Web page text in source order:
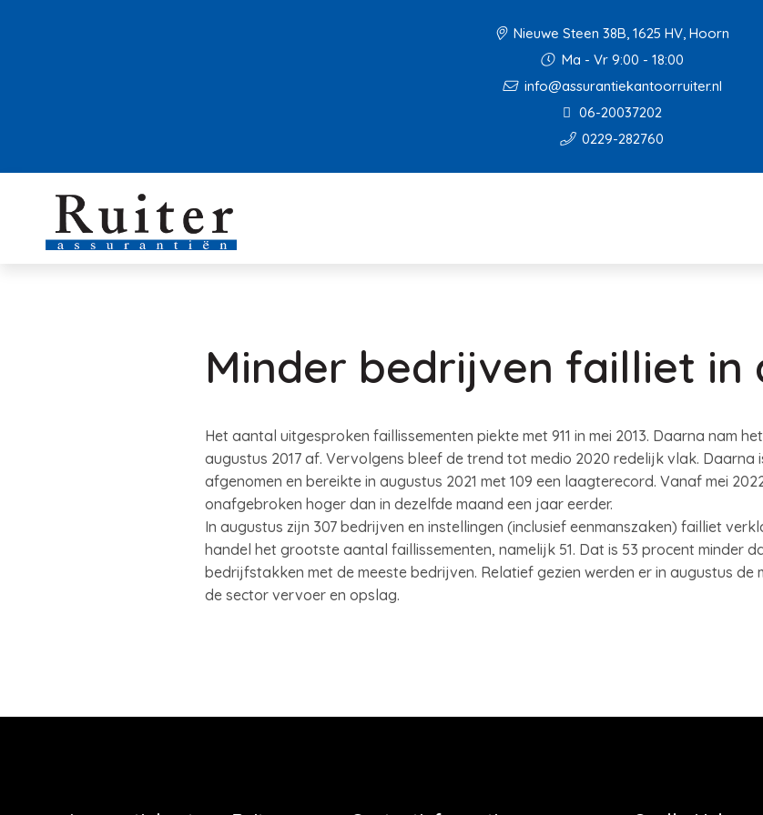
Nieuwe Steen 38B, 1625 HV, Hoorn
Ma - Vr 9:00 - 18:00
info@assurantiekantoorruiter.nl
06-20037202
0229-282760
Minder bedrijven failliet in
Het aantal uitgesproken faillissementen piekte met 911 in mei 2013. Daarna nam
augustus 2017 af. Vervolgens bleef de trend tot medio 2020 redelijk vlak. Daarna
afgenomen en bereikte in augustus 2021 met 109 een laagterecord. Vanaf mei
onafgebroken hoger dan in dezelfde maand een jaar eerder.
In augustus zijn 307 bedrijven en instellingen (inclusief eenmanszaken) failliet
handel het grootste aantal faillissementen, namelijk 51. Dat is 53 procent minder
bedrijfstakken met de meeste bedrijven. Relatief gezien werden er in augustus de
de sector vervoer en opslag.